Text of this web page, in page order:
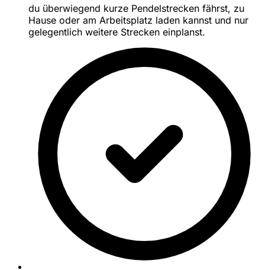
du überwiegend kurze Pendelstrecken fährst, zu
Hause oder am Arbeitsplatz laden kannst und nur
gelegentlich weitere Strecken einplanst.